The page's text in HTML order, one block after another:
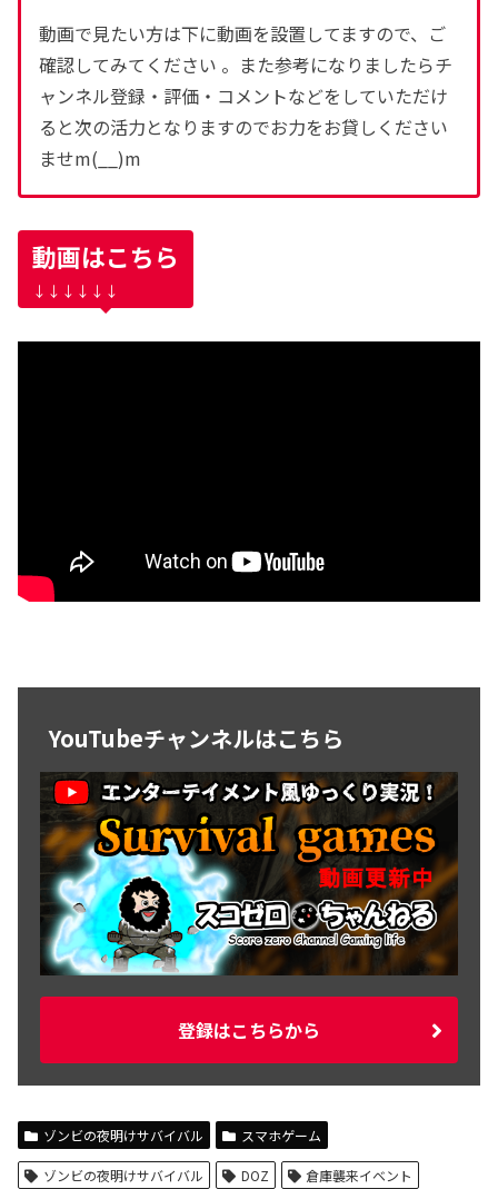
動画で見たい方は下に動画を設置してますので、ご
確認してみてください 。また参考になりましたらチ
ャンネル登録・評価・コメントなどをしていただけ
ると次の活力となりますのでお力をお貸しください
ませm(__)m
動画はこちら
↓↓↓↓↓↓
YouTubeチャンネルはこちら
登録はこちらから
ゾンビの夜明けサバイバル スマホゲーム
ゾンビの夜明けサバイバル DOZ 倉庫襲来イベント